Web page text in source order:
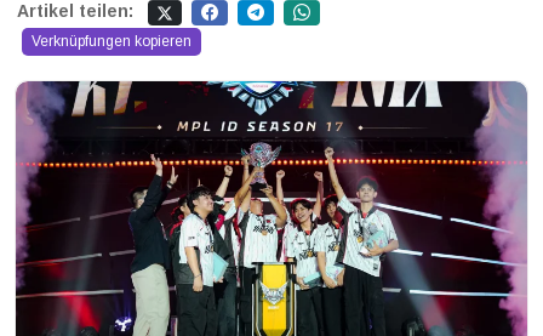
Artikel teilen:
Verknüpfungen kopieren